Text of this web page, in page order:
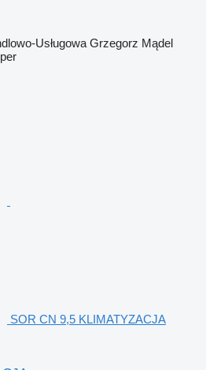
Usługowa Grzegorz Mądel
SOR CN 9,5 KLIMATYZACJA